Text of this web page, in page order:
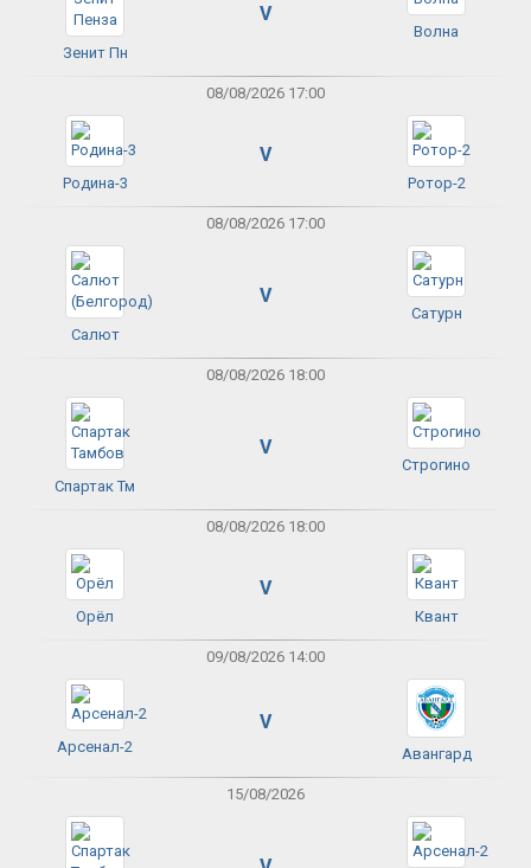
Зенит Пн
V
Волна
08/08/2026 17:00
Родина-3
V
Ротор-2
08/08/2026 17:00
Салют
V
Сатурн
08/08/2026 18:00
Спартак Тм
V
Строгино
08/08/2026 18:00
Орёл
V
Квант
09/08/2026 14:00
Арсенал-2
V
Авангард
15/08/2026